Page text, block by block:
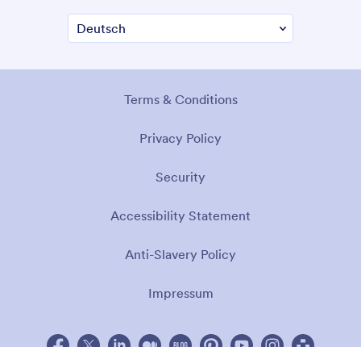
Terms & Conditions
Privacy Policy
Security
Accessibility Statement
Anti-Slavery Policy
Impressum